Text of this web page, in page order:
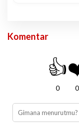
Komentar
👍
0 0